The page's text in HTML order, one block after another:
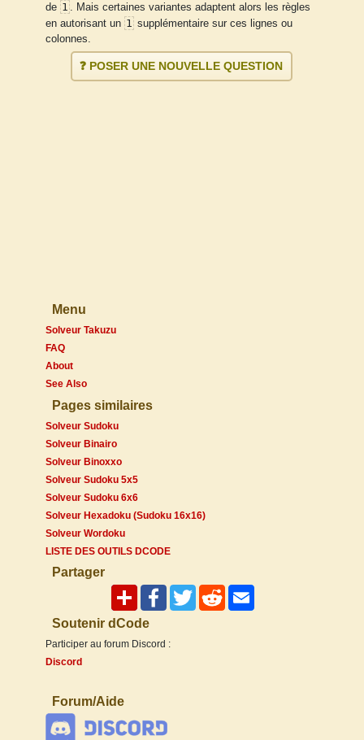
de 1 . Mais certaines variantes adaptent alors les règles
en autorisant un 1 supplémentaire sur ces lignes ou
colonnes.
❓ POSER UNE NOUVELLE QUESTION
Menu
Solveur Takuzu
FAQ
About
See Also
Pages similaires
Solveur Sudoku
Solveur Binairo
Solveur Binoxxo
Solveur Sudoku 5x5
Solveur Sudoku 6x6
Solveur Hexadoku (Sudoku 16x16)
Solveur Wordoku
LISTE DES OUTILS DCODE
Partager
Soutenir dCode
Participer au forum Discord :
Discord
Forum/Aide